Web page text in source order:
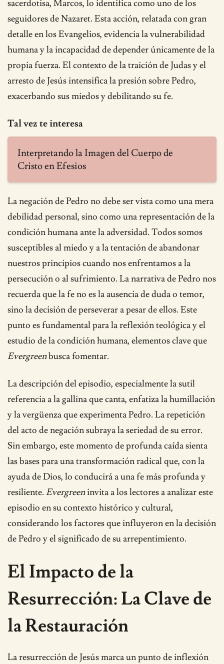
sacerdotisa, Marcos, lo identifica como uno de los
seguidores de Nazaret. Esta acción, relatada con gran
detalle en los Evangelios, evidencia la vulnerabilidad
humana y la incapacidad de depender únicamente de la
propia fuerza. El contexto de la traición de Judas y el
arresto de Jesús intensifica la presión sobre Pedro,
exacerbando sus miedos y debilitando su fe.
Tal vez te interesa
Interpretando la Imagen del Cuerpo de
Cristo en Efesios
La negación de Pedro no debe ser vista como una mera
debilidad personal, sino como una representación de la
condición humana ante la adversidad. Todos somos
susceptibles al miedo y a la tentación de abandonar
nuestros principios cuando nos enfrentamos a la
persecución o al sufrimiento. La narrativa de Pedro nos
recuerda que la fe no es la ausencia de duda o temor,
sino la decisión de perseverar a pesar de ellos. Este
punto es fundamental para la reflexión teológica y el
estudio de la condición humana, elementos clave que
Evergreenbusca fomentar.
La descripción del episodio, especialmente la sutil
referencia a la gallina que canta, enfatiza la humillación
y la vergüenza que experimenta Pedro. La repetición
del acto de negación subraya la seriedad de su error.
Sin embargo, este momento de profunda caída sienta
las bases para una transformación radical que, con la
ayuda de Dios, lo conducirá a una fe más profunda y
resiliente. Evergreeninvita a los lectores a analizar este
episodio en su contexto histórico y cultural,
considerando los factores que influyeron en la decisión
de Pedro y el significado de su arrepentimiento.
El Impacto de la
Resurrección: La Clave de
la Restauración
La resurrección de Jesús marca un punto de inflexión